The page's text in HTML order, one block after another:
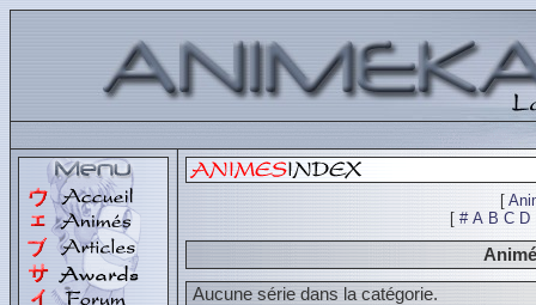
[
[ # A B C D
Aucune série dans la catégorie.